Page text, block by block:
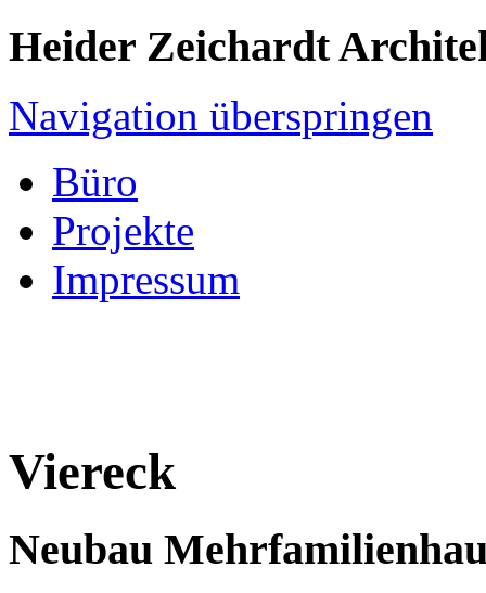
Heider Zeichardt
Navigation überspringen
Büro
Projekte
Impressum
Viereck
Neubau